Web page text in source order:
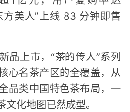
方美人”上线 83 分钟即售
品上市，“茶的传人”系列
心名茶产区的全覆盖，从
品类中国特色茶布局，一
化地图已然成型。